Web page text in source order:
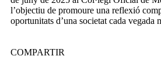
l’objectiu de promoure una reflexió
oportunitats d’una societat cada vegada
COMPARTIR